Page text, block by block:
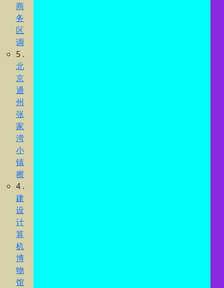
商
务
区
调
5 .
北
京
通
州
张
家
湾
小
镇
擦
4 .
建
设
计
算
机
博
物
馆